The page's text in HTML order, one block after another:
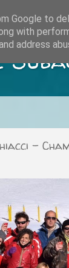
-
Google to
with
address